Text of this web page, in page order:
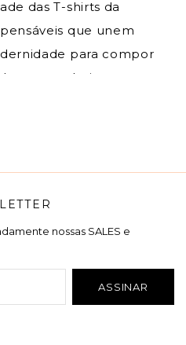
das T-shirts da
que unem
para compor
curadoria
tecidos de toque
como sob
T-shirts elevam
a discrição e a
com marcas
Luzia Fazzolli
nossas SALES e